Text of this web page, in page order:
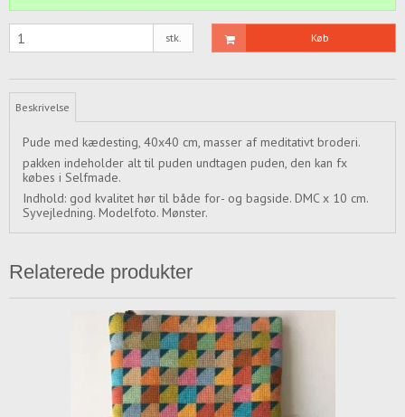
stk. Køb
Beskrivelse
Pude med kædesting, 40x40 cm, masser af meditativt broderi.
pakken indeholder alt til puden undtagen puden, den kan fx
købes i Selfmade.
Indhold: god kvalitet hør til både for- og bagside. DMC x 10 cm.
Syvejledning. Modelfoto. Mønster.
Relaterede produkter